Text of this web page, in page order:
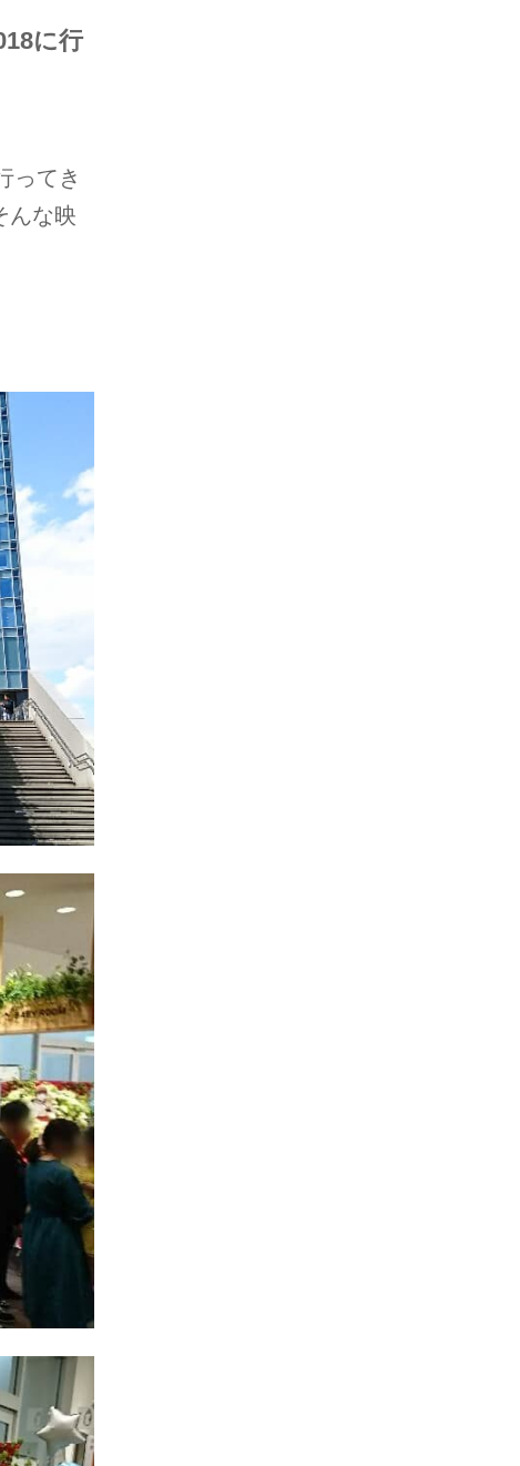
に行
ってき
んな映